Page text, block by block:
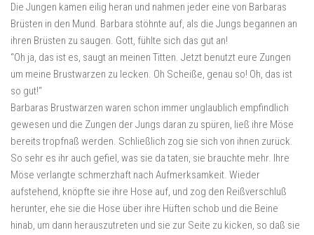
Die Jungen kamen eilig heran und nahmen jeder eine von Barbaras
Brüsten in den Mund. Barbara stöhnte auf, als die Jungs begannen an
ihren Brüsten zu saugen. Gott, fühlte sich das gut an!
“Oh ja, das ist es, saugt an meinen Titten. Jetzt benutzt eure Zungen
um meine Brustwarzen zu lecken. Oh Scheiße, genau so! Oh, das ist
so gut!“
Barbaras Brustwarzen waren schon immer unglaublich empfindlich
gewesen und die Zungen der Jungs daran zu spüren, ließ ihre Möse
bereits tropfnaß werden. Schließlich zog sie sich von ihnen zurück.
So sehr es ihr auch gefiel, was sie da taten, sie brauchte mehr. Ihre
Möse verlangte schmerzhaft nach Aufmerksamkeit. Wieder
aufstehend, knöpfte sie ihre Hose auf, und zog den Reißverschluß
herunter, ehe sie die Hose über ihre Hüften schob und die Beine
hinab, um dann herauszutreten und sie zur Seite zu kicken, so daß sie